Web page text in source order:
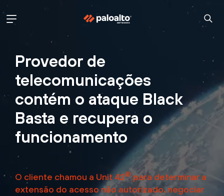
Provedor de
telecomunicações
contém o ataque Black
Basta e recupera o
funcionamento
O cliente chamou a Unit 42® para determinar a
extensão do acesso não autorizado, negociar